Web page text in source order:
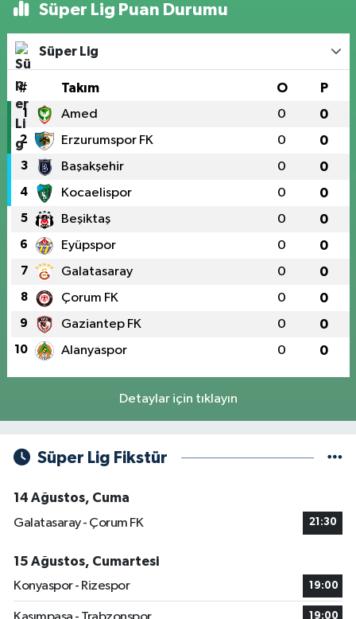
Süper Lig Puan Durumu
Süper Lig
# Takım O P
1 Amed 0 0
2 Erzurumspor FK 0 0
3 Başakşehir 0 0
4 Kocaelispor 0 0
5 Beşiktaş 0 0
6 Eyüpspor 0 0
7 Galatasaray 0 0
8 Çorum FK 0 0
9 Gaziantep FK 0 0
10 Alanyaspor 0 0
Detaylar için tıklayın
Süper Lig Fikstür
14 Ağustos, Cuma
Galatasaray - Çorum FK
21:30
15 Ağustos, Cumartesi
Konyaspor - Rizespor
19:00
19:00